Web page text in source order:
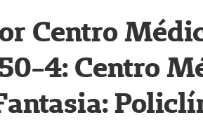
Centro
4: Centro